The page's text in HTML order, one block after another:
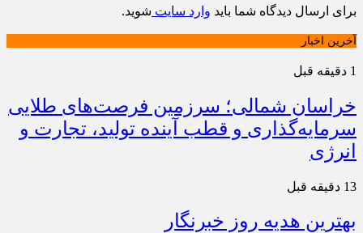
برای ارسال دیدگاه شما باید وارد سایت شوید.
آخرین اخبار
1 دقیقه قبل
خراسان شمالی؛ سرزمین فرصت‌های طلایی
سرمایه‌گذاری و قطب آینده تولید، تجارت و
انرژی
13 دقیقه قبل
بهترین هدیه روز خبرنگار